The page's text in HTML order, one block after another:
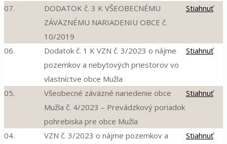
07.
DODATOK č. 3 K VŠEOBECNÉMU
ZÁVÄZNÉMU NARIADENIU OBCE č.
10/2019
Stiahnuť
06.
Dodatok č. 1 K VZN č. 3/2023 o nájme
pozemkov a nebytových priestorov vo
vlastníctve obce Mužla
Stiahnuť
05.
Všeobecné záväzné nariedenie obce
Mužla č. 4/2023 – Prevádzkový poriadok
pohrebiska pre obce Mužla
Stiahnuť
04.
VZN č. 3/2023 o nájme pozemkov a
Stiahnuť